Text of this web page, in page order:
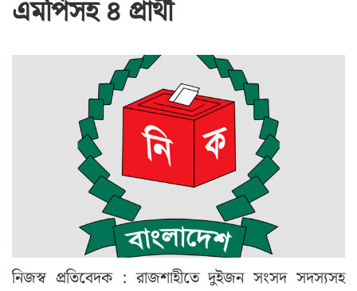
এমপিসহ ৪ প্রার্থী
নিজস্ব প্রতিবেদক : রাজশাহীতে দুইজন সংসদ সদস্যসহ